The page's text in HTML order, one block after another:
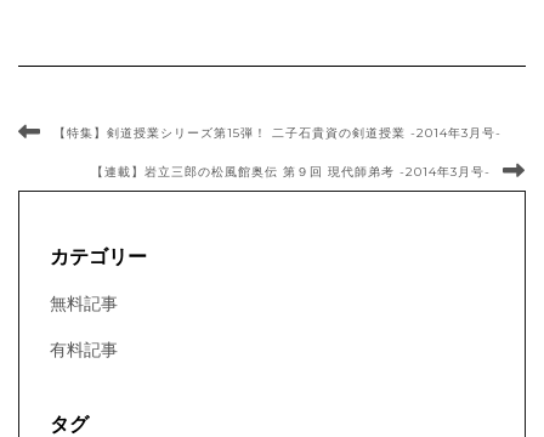
【特集】剣道授業シリーズ第15弾！ 二子石貴資の剣道授業 -2014年3月号-
【連載】岩立三郎の松風館奥伝 第９回 現代師弟考 -2014年3月号-
カテゴリー
無料記事
有料記事
タグ